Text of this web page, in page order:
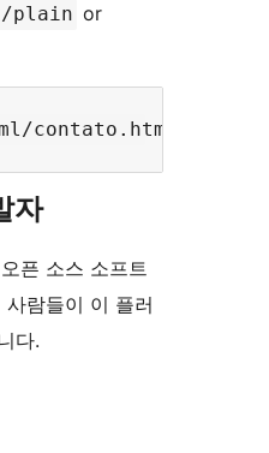
plain or
자
픈 소스 소프트
람들이 이 플러
다.